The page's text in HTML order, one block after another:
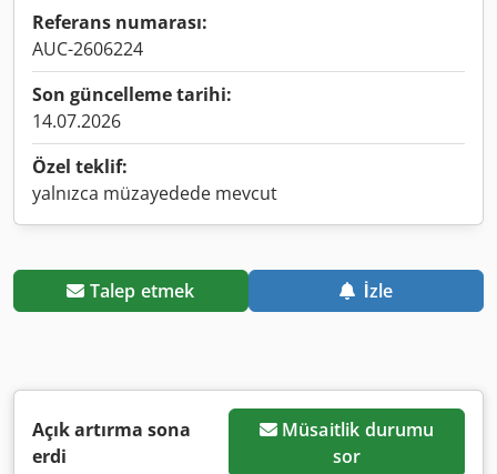
Referans numarası:
AUC-2606224
Son güncelleme tarihi:
14.07.2026
Özel teklif:
yalnızca müzayedede mevcut
Talep etmek İzle
Açık artırma sona
erdi
Müsaitlik durumu
sor